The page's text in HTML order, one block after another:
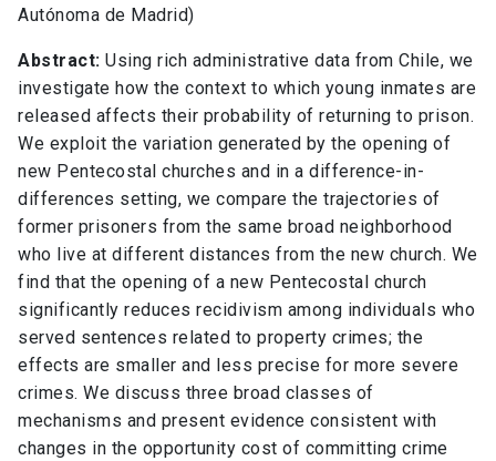
Autónoma de Madrid)
Abstract: Using rich administrative data from Chile, we
investigate how the context to which young inmates are
released affects their probability of returning to prison.
We exploit the variation generated by the opening of
new Pentecostal churches and in a difference-in-
differences setting, we compare the trajectories of
former prisoners from the same broad neighborhood
who live at different distances from the new church. We
find that the opening of a new Pentecostal church
significantly reduces recidivism among individuals who
served sentences related to property crimes; the
effects are smaller and less precise for more severe
crimes. We discuss three broad classes of
mechanisms and present evidence consistent with
changes in the opportunity cost of committing crime